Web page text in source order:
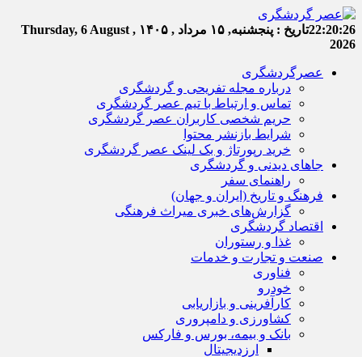
22:20:27تاریخ : پنجشنبه, ۱۵ مرداد , ۱۴۰۵
Thursday, 6 August ,
2026
عصرگردشگری
درباره مجله تفریحی و گردشگری
تماس و ارتباط با تیم عصر گردشگری
حریم شخصی کاربران عصر گردشگری
شرایط بازنشر محتوا
خرید رپورتاژ و بک لینک عصر گردشگری
جاهای دیدنی و گردشگری
راهنمای سفر
فرهنگ و تاریخ (ایران و جهان)
گزارش‌های خبری میراث فرهنگی
اقتصاد گردشگری
غذا و رستوران
صنعت و تجارت و خدمات
فناوری
خودرو
کارآفرینی و بازاریابی
کشاورزی و دامپروری
بانک و بیمه، بورس و فارکس
ارزدیجیتال